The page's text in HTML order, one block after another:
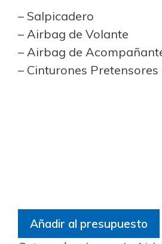
– Salpicadero
– Airbag de Volante
– Airbag de
– Cinturones
Añadir al presupuesto